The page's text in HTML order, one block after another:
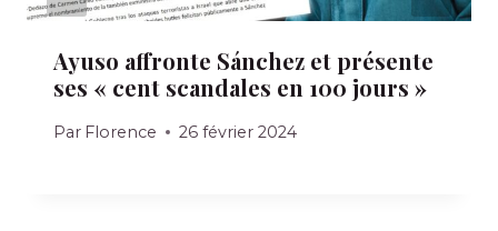
Ayuso affronte Sánchez et présente
ses « cent scandales en 100 jours »
Par Florence 26 février 2024